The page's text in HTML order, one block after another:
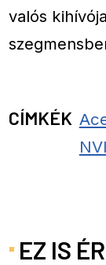
valós
CÍMKÉK
EZ IS